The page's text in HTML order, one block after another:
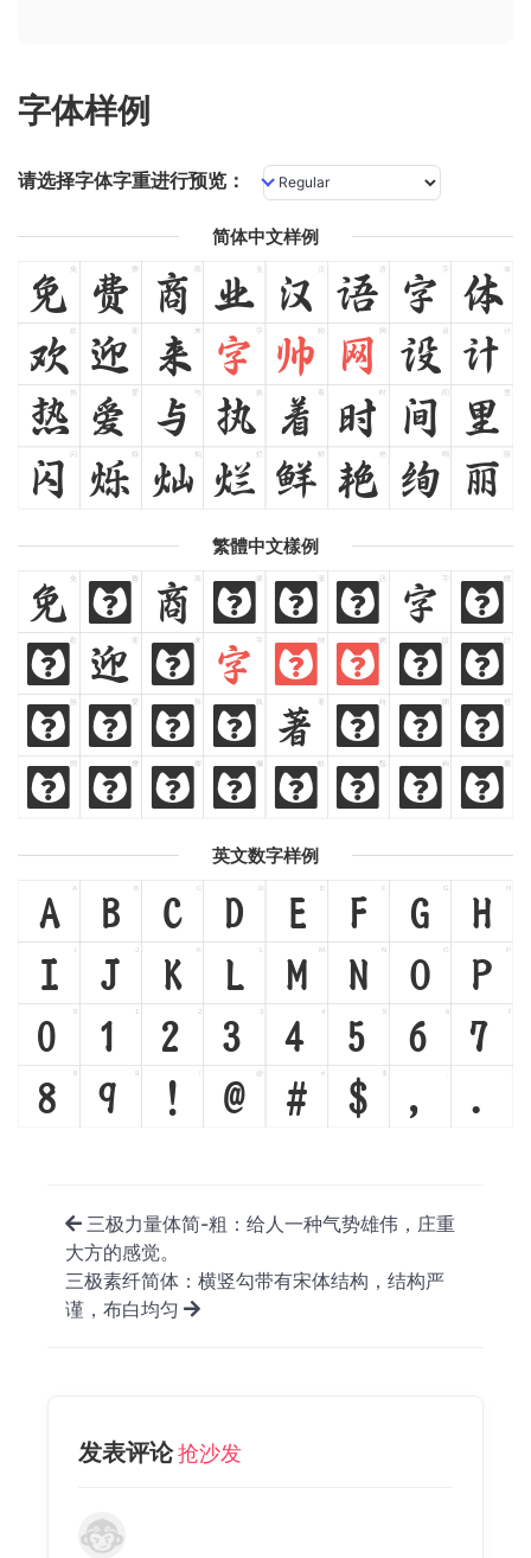
字体样例
请选择字体字重进行预览：
简体中文样例
免
免 费
费 商
商 业 汉 语
语 字
字 体
体
欢
欢 迎
迎 来
来 字
字 帅
帅 网
网 设
设 计
计
热
热 爱
爱 与
与 执
执 着
着 时
时 间
间 里
里
闪 烁
烁 灿
灿 烂
烂 鲜
鲜 艳
艳 绚
绚 丽
繁體中文樣例
免
免 費
費 商
商 業
業 漢
漢 語
語 字
字 體
體
歡
歡 迎
迎 來
來 字
字 帥
帥 網
網 設 計
計
熱
熱 愛 與 執
執 著 時 間 裡
閃 爍 燦
燦 爛
爛 鮮
鮮 豔
豔 絢
絢 麗
英文数字样例
A
A B
B C
C D
D E
E F
F G
G H
H
I J
J K
K L M
M N
N O
O P
P
0
0 1
1 2
2 3
3 4
4 5
5 6
6 7
7
8
8 9
9 ! @ #
# $
$ , .
三极力量体简-粗：给人一种气势雄伟，庄重
大方的感觉。
三极素纤简体：横竖勾带有宋体结构，结构严
谨，布白均匀
发表评论抢沙发